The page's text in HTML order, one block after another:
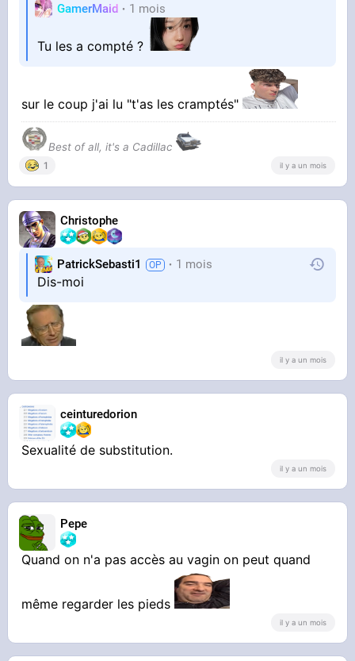
GamerMaid 1 mois
Tu les a compté ?
sur le coup j'ai lu "t'as les cramptés"
Best of all, it's a Cadillac
1 il y a un mois
Christophe
PatrickSebasti1 1 mois
Dis-moi
il y a un mois
ceinturedorion
Sexualité de substitution.
il y a un mois
Pepe
Quand on n'a pas accès au vagin on peut quand
même regarder les pieds
il y a un mois